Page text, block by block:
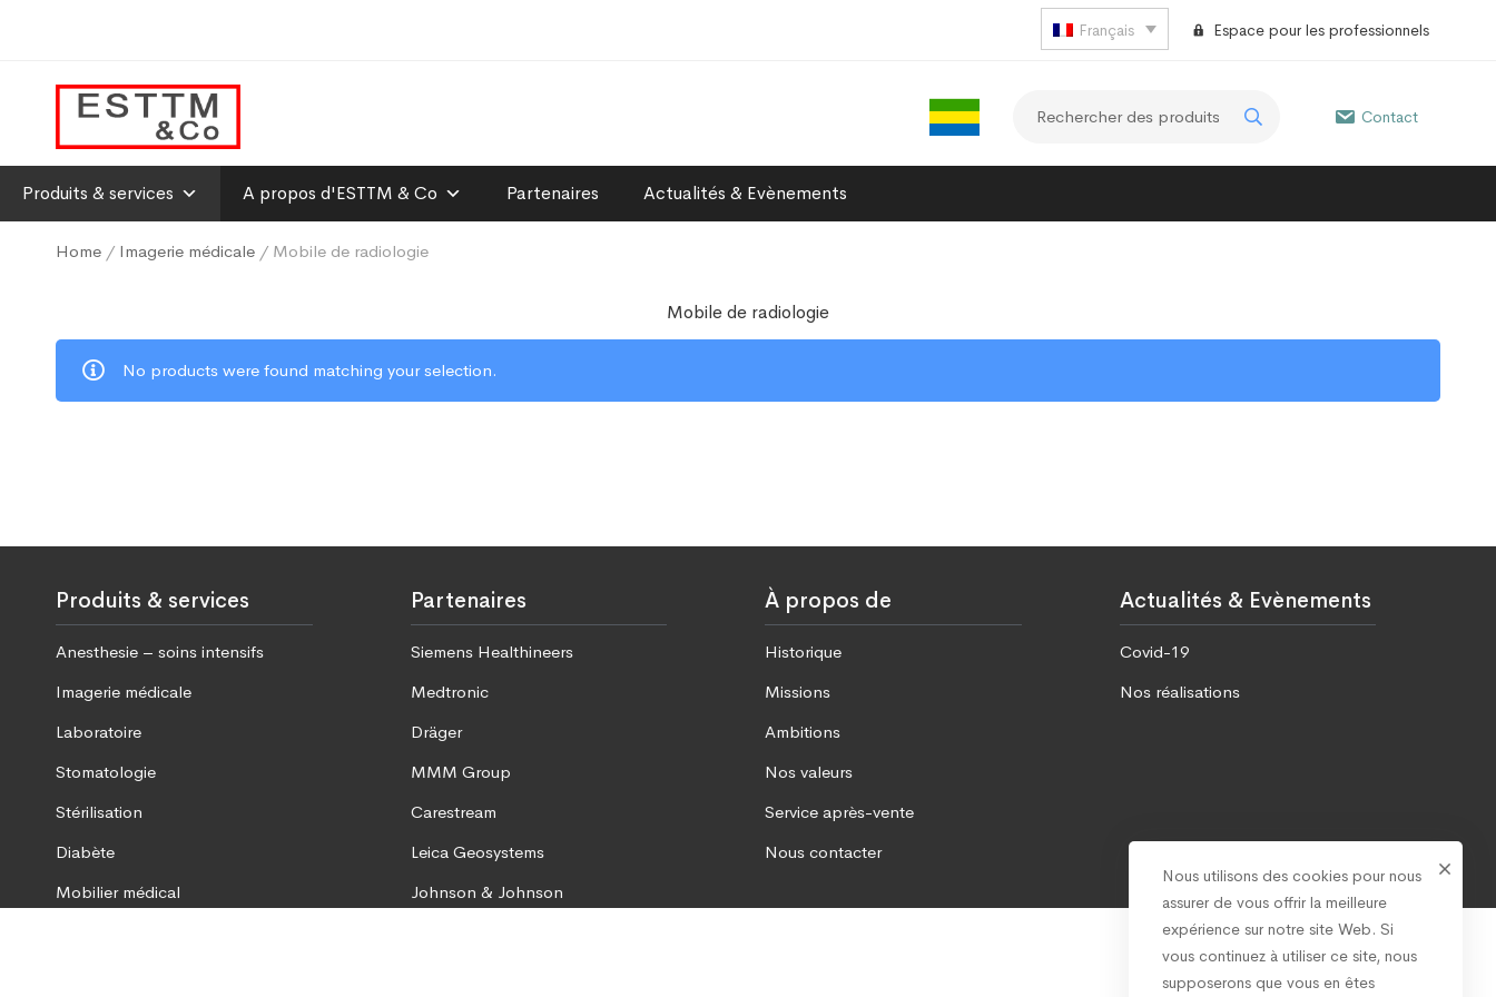
Français Espace pour les professionnels
Contact
Produits & services A propos d'ESTTM & Co Partenaires Actualités & Evènements
Home / Imagerie médicale / Mobile de radiologie
Mobile de radiologie
No products were found matching your selection.
Produits & services
Anesthesie – soins intensifs
Imagerie médicale
Laboratoire
Stomatologie
Stérilisation
Diabète
Mobilier médical
Partenaires
Siemens Healthineers
Medtronic
Dräger
MMM Group
Carestream
Leica Geosystems
Johnson & Johnson
À propos de
Historique
Missions
Ambitions
Nos valeurs
Service après-vente
Nous contacter
Actualités & Evènements
Covid-19
Nos réalisations
Nous utilisons des cookies pour nous
assurer de vous offrir la meilleure
expérience sur notre site Web. Si
vous continuez à utiliser ce site, nous
supposerons que vous en êtes